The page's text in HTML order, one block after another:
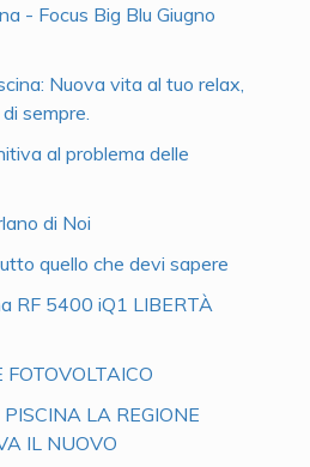
- Focus Big Blu Giugno
Nuova vita al tuo relax,
sempre.
al problema delle
di Noi
quello che devi sapere
RF 5400 iQ1 LIBERTÀ
LA REGIONE
IL NUOVO